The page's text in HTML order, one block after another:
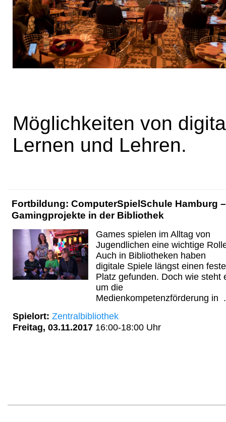
Möglichkeiten von
Lernen und Lehren.
Fortbildung: ComputerSpielSchule Hamburg –
Gamingprojekte in der Bibliothek
Games spielen im Alltag von
Jugendlichen eine wichtige
Auch in Bibliotheken haben
digitale Spiele längst einen
Platz gefunden. Doch wie steht
um die
Medienkompetenzförderung in
Spielort: Zentralbibliothek
Freitag, 03.11.2017 16:00-18:00 Uhr